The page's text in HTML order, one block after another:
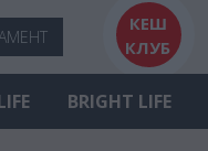
КЕШ
КЛУБ
BRIGHT LIFE